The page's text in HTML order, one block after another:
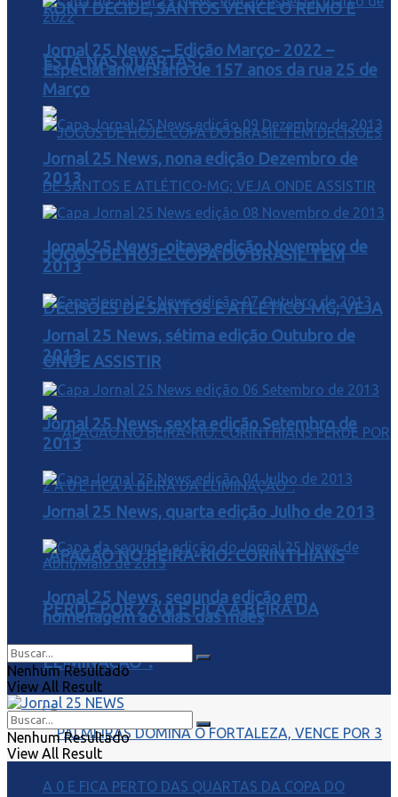
RONY DECIDE, SANTOS VENCE O REMO E
ESTÁ NAS QUARTAS
JOGOS DE HOJE: COPA DO BRASIL TEM
DECISÕES DE SANTOS E ATLÉTICO-MG; VEJA
ONDE ASSISTIR
“APAGÃO NO BEIRA-RIO: CORINTHIANS
PERDE POR 2 A 0 E FICA À BEIRA DA
ELIMINAÇÃO”.
Jornal 25 News – Edição Março- 2022 –
Especial aniversário de 157 anos da rua 25 de
Março
Jornal 25 News, nona edição Dezembro de
2013
Jornal 25 News, oitava edição Novembro de
2013
Jornal 25 News, sétima edição Outubro de
2013
Jornal 25 News, sexta edição Setembro de
2013
Jornal 25 News, quarta edição Julho de 2013
Jornal 25 News, segunda edição em
homenagem ao dias das mães
Nenhum Resultado
View All Result
Nenhum Resultado
View All Result